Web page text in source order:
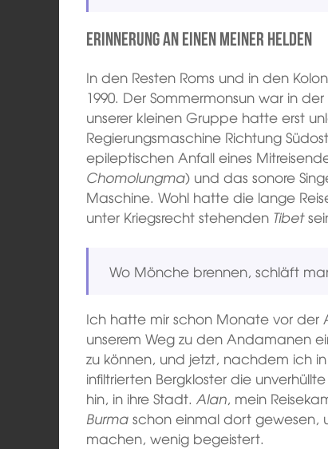
Erinnerung an einen meiner Helden
In den Resten Roms und in den
1990. Der Sommermonsun war in
unserer kleinen Gruppe hatte erst
Regierungsmaschine Richtung
epileptischen Anfall eines
Chomolungma) und das sonore
Maschine. Wohl hatte die lange
unter Kriegsrecht stehenden Tibet
Wo Mönche brennen, schläft
Ich hatte mir schon Monate vor der
unserem Weg zu den Andamanen
zu können, und jetzt, nachdem ich
infiltrierten Bergkloster die
hin, in ihre Stadt.Alan, mein
Burma schon einmal dort gewesen,
machen, wenig begeistert.